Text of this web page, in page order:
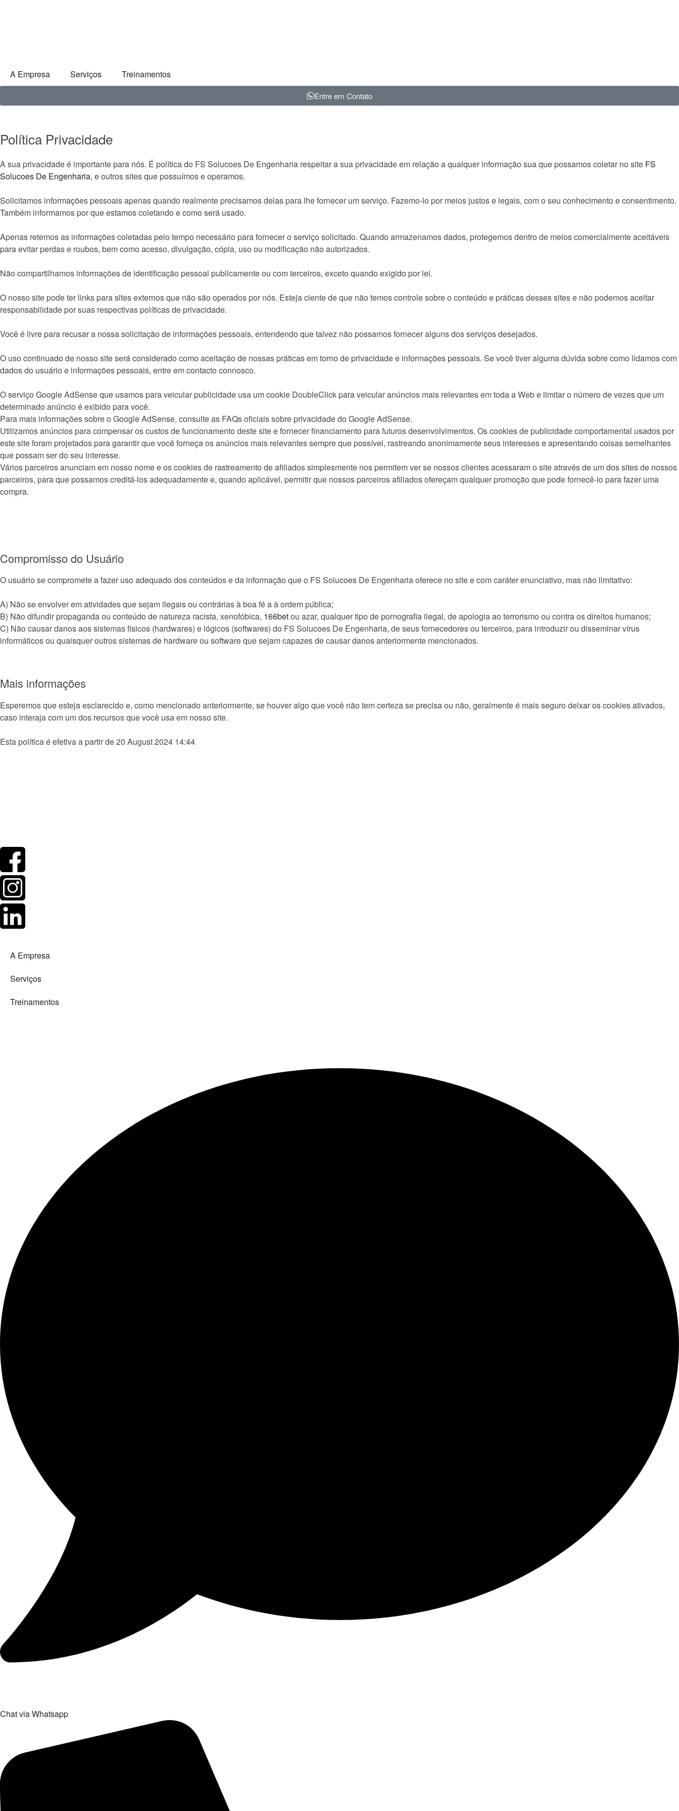
A Empresa Serviços Treinamentos
Entre em Contato
Política Privacidade
A sua privacidade é importante para nós. É política do FS Solucoes De Engenharia respeitar a sua privacidade em relação a qualquer informação sua que possamos coletar no site FS
Solucoes De Engenharia, e outros sites que possuímos e operamos.
Solicitamos informações pessoais apenas quando realmente precisamos delas para lhe fornecer um serviço. Fazemo-lo por meios justos e legais, com o seu conhecimento e consentimento.
Também informamos por que estamos coletando e como será usado.
Apenas retemos as informações coletadas pelo tempo necessário para fornecer o serviço solicitado. Quando armazenamos dados, protegemos dentro de meios comercialmente aceitáveis ​​
para evitar perdas e roubos, bem como acesso, divulgação, cópia, uso ou modificação não autorizados.
Não compartilhamos informações de identificação pessoal publicamente ou com terceiros, exceto quando exigido por lei.
O nosso site pode ter links para sites externos que não são operados por nós. Esteja ciente de que não temos controle sobre o conteúdo e práticas desses sites e não podemos aceitar
responsabilidade por suas respectivas políticas de privacidade.
Você é livre para recusar a nossa solicitação de informações pessoais, entendendo que talvez não possamos fornecer alguns dos serviços desejados.
O uso continuado de nosso site será considerado como aceitação de nossas práticas em torno de privacidade e informações pessoais. Se você tiver alguma dúvida sobre como lidamos com
dados do usuário e informações pessoais, entre em contacto connosco.
O serviço Google AdSense que usamos para veicular publicidade usa um cookie DoubleClick para veicular anúncios mais relevantes em toda a Web e limitar o número de vezes que um
determinado anúncio é exibido para você.
Para mais informações sobre o Google AdSense, consulte as FAQs oficiais sobre privacidade do Google AdSense.
Utilizamos anúncios para compensar os custos de funcionamento deste site e fornecer financiamento para futuros desenvolvimentos. Os cookies de publicidade comportamental usados ​​por
este site foram projetados para garantir que você forneça os anúncios mais relevantes sempre que possível, rastreando anonimamente seus interesses e apresentando coisas semelhantes
que possam ser do seu interesse.
Vários parceiros anunciam em nosso nome e os cookies de rastreamento de afiliados simplesmente nos permitem ver se nossos clientes acessaram o site através de um dos sites de nossos
parceiros, para que possamos creditá-los adequadamente e, quando aplicável, permitir que nossos parceiros afiliados ofereçam qualquer promoção que pode fornecê-lo para fazer uma
compra.
Compromisso do Usuário
O usuário se compromete a fazer uso adequado dos conteúdos e da informação que o FS Solucoes De Engenharia oferece no site e com caráter enunciativo, mas não limitativo:
A) Não se envolver em atividades que sejam ilegais ou contrárias à boa fé a à ordem pública;
B) Não difundir propaganda ou conteúdo de natureza racista, xenofóbica, 166betou azar, qualquer tipo de pornografia ilegal, de apologia ao terrorismo ou contra os direitos humanos;
C) Não causar danos aos sistemas físicos (hardwares) e lógicos (softwares) do FS Solucoes De Engenharia, de seus fornecedores ou terceiros, para introduzir ou disseminar vírus
informáticos ou quaisquer outros sistemas de hardware ou software que sejam capazes de causar danos anteriormente mencionados.
Mais informações
Esperemos que esteja esclarecido e, como mencionado anteriormente, se houver algo que você não tem certeza se precisa ou não, geralmente é mais seguro deixar os cookies ativados,
caso interaja com um dos recursos que você usa em nosso site.
Esta política é efetiva a partir de 20 August 2024 14:44
A Empresa
Serviços
Treinamentos
Chat via Whatsapp